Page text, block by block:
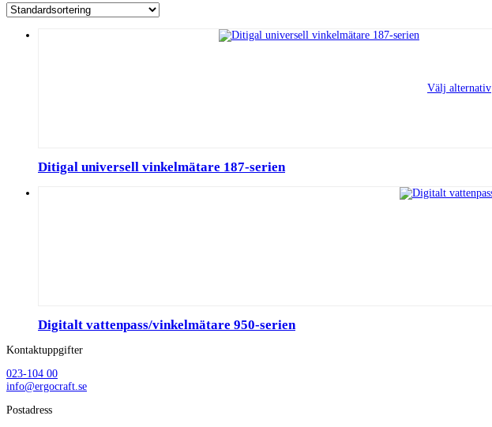
Välj alternativ
Ditigal universell vinkelmätare 187-serien
Digitalt vattenpass/vinkelmätare 950-serien
Kontaktuppgifter
023-104 00
info@ergocraft.se
Postadress